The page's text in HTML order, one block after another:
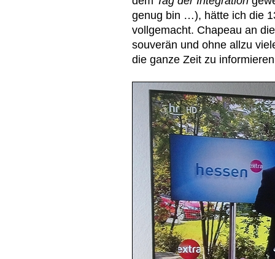
genug bin …), hätte ich die
vollgemacht. Chapeau an
souverän und ohne allzu
die ganze Zeit zu